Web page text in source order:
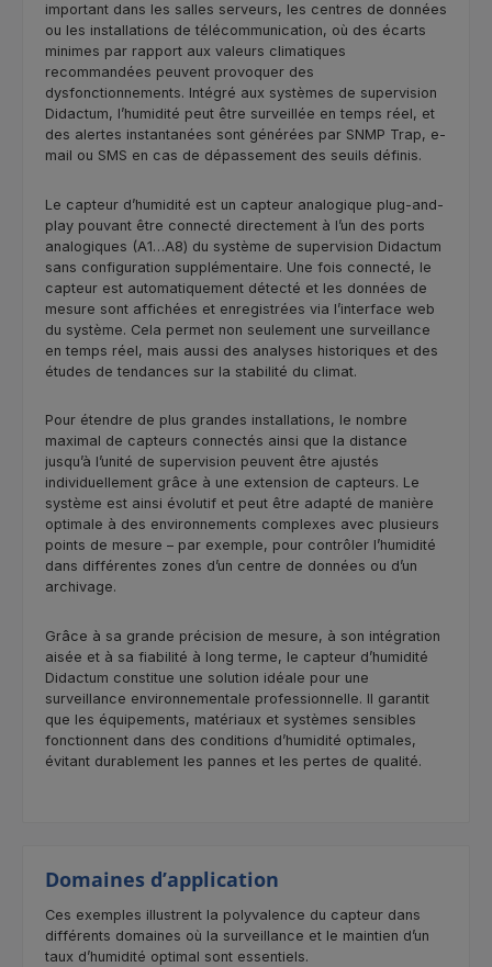
important dans les salles serveurs, les centres de données
ou les installations de télécommunication, où des écarts
minimes par rapport aux valeurs climatiques
recommandées peuvent provoquer des
dysfonctionnements. Intégré aux systèmes de supervision
Didactum, l’humidité peut être surveillée en temps réel, et
des alertes instantanées sont générées par SNMP Trap, e-
mail ou SMS en cas de dépassement des seuils définis.
Le capteur d’humidité est un capteur analogique plug-and-
play pouvant être connecté directement à l’un des ports
analogiques (A1…A8) du système de supervision Didactum
sans configuration supplémentaire. Une fois connecté, le
capteur est automatiquement détecté et les données de
mesure sont affichées et enregistrées via l’interface web
du système. Cela permet non seulement une surveillance
en temps réel, mais aussi des analyses historiques et des
études de tendances sur la stabilité du climat.
Pour étendre de plus grandes installations, le nombre
maximal de capteurs connectés ainsi que la distance
jusqu’à l’unité de supervision peuvent être ajustés
individuellement grâce à une extension de capteurs. Le
système est ainsi évolutif et peut être adapté de manière
optimale à des environnements complexes avec plusieurs
points de mesure – par exemple, pour contrôler l’humidité
dans différentes zones d’un centre de données ou d’un
archivage.
Grâce à sa grande précision de mesure, à son intégration
aisée et à sa fiabilité à long terme, le capteur d’humidité
Didactum constitue une solution idéale pour une
surveillance environnementale professionnelle. Il garantit
que les équipements, matériaux et systèmes sensibles
fonctionnent dans des conditions d’humidité optimales,
évitant durablement les pannes et les pertes de qualité.
Domaines d’application
Ces exemples illustrent la polyvalence du capteur dans
différents domaines où la surveillance et le maintien d’un
taux d’humidité optimal sont essentiels.